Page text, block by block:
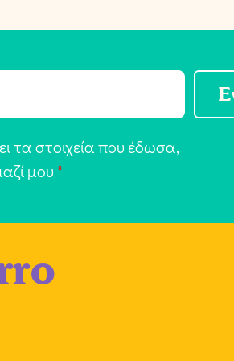
τα στοιχεία που έδωσα,
μου *